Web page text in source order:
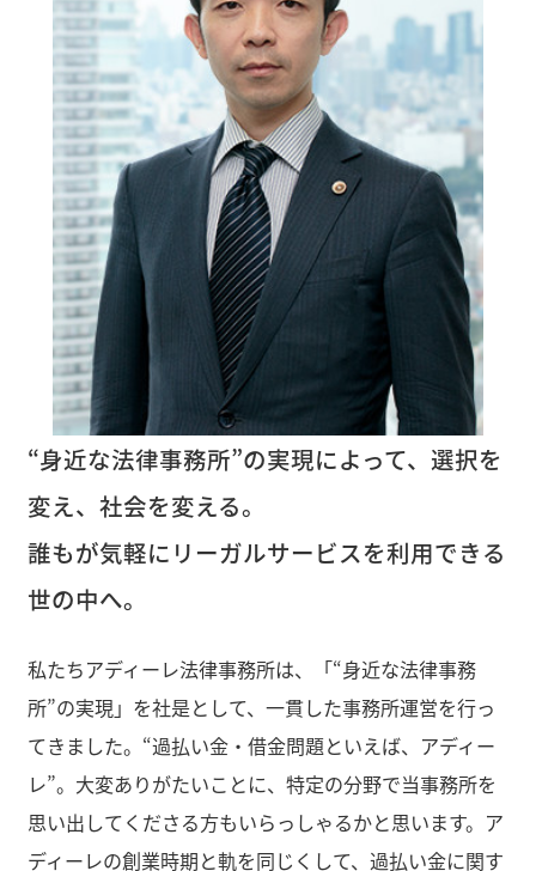
“身近な法律事務所”の実現によって、選択を
変え、社会を変える。
誰もが気軽にリーガルサービスを利用できる
世の中へ。
私たちアディーレ法律事務所は、「“身近な法律事務
所”の実現」を社是として、一貫した事務所運営を行っ
てきました。“過払い金・借金問題といえば、アディー
レ”。大変ありがたいことに、特定の分野で当事務所を
思い出してくださる方もいらっしゃるかと思います。ア
ディーレの創業時期と軌を同じくして、過払い金に関す